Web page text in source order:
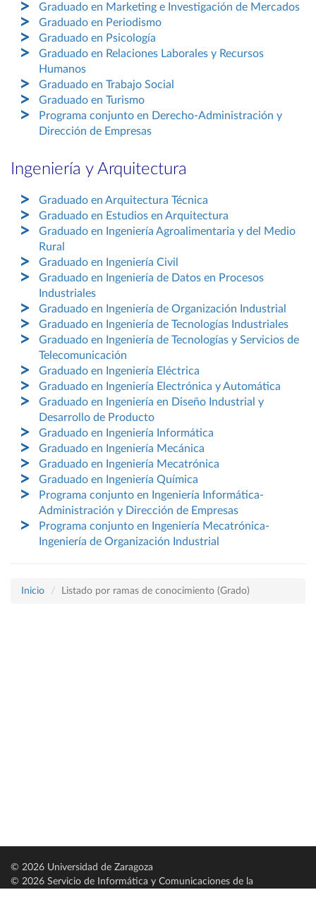
Graduado en Marketing e Investigación de Mercados
Graduado en Periodismo
Graduado en Psicología
Graduado en Relaciones Laborales y Recursos
Humanos
Graduado en Trabajo Social
Graduado en Turismo
Programa conjunto en Derecho-Administración y
Dirección de Empresas
Ingeniería y Arquitectura
Graduado en Arquitectura Técnica
Graduado en Estudios en Arquitectura
Graduado en Ingeniería Agroalimentaria y del Medio
Rural
Graduado en Ingeniería Civil
Graduado en Ingeniería de Datos en Procesos
Industriales
Graduado en Ingeniería de Organización Industrial
Graduado en Ingeniería de Tecnologías Industriales
Graduado en Ingeniería de Tecnologías y Servicios de
Telecomunicación
Graduado en Ingeniería Eléctrica
Graduado en Ingeniería Electrónica y Automática
Graduado en Ingeniería en Diseño Industrial y
Desarrollo de Producto
Graduado en Ingeniería Informática
Graduado en Ingeniería Mecánica
Graduado en Ingeniería Mecatrónica
Graduado en Ingeniería Química
Programa conjunto en Ingeniería Informática-
Administración y Dirección de Empresas
Programa conjunto en Ingeniería Mecatrónica-
Ingeniería de Organización Industrial
Inicio Listado por ramas de conocimiento (Grado)
© 2026 Universidad de Zaragoza
© 2026 Servicio de Informática y Comunicaciones de la